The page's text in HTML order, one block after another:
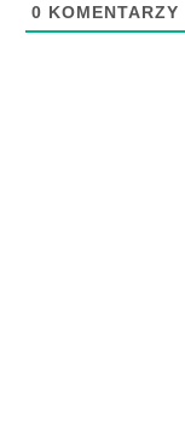
0 KOMENTARZY